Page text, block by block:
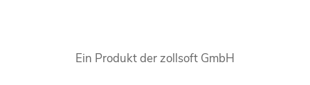
Ein Produkt der zollsoft GmbH